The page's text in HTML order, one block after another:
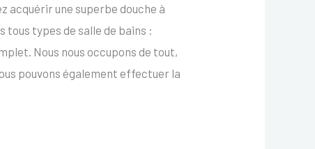
acquérir une superbe douche à
tous types de salle de bains :
Nous nous occupons de tout,
pouvons également effectuer la